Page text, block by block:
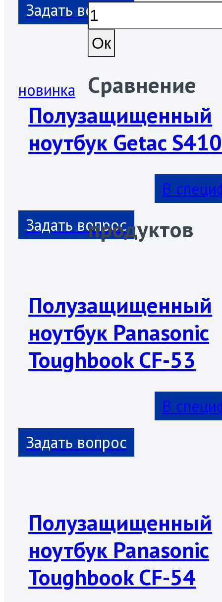
новинка
Полузащищенный
ноутбук Getac S410
В
Полузащищенный
ноутбук Panasonic
Toughbook CF-53
В
Полузащищенный
ноутбук Panasonic
Toughbook CF-54
Сравнение
продуктов